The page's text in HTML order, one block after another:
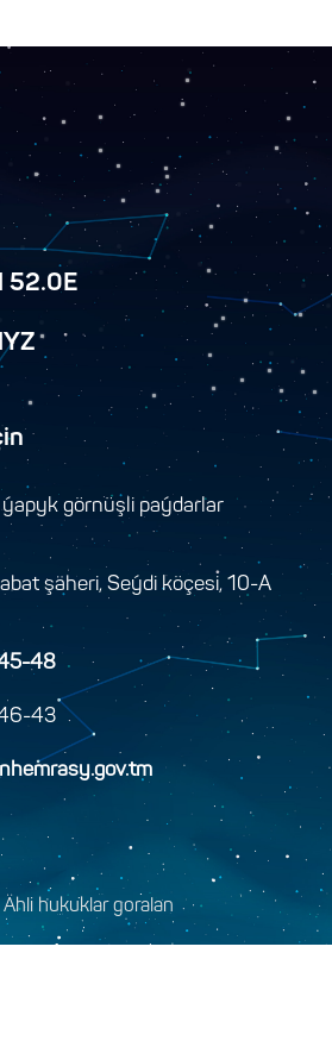
52.0E
ýapyk görnüşli paýdarlar
şäheri, Seýdi köçesi, 10-A
48
43
hukuklar goralan